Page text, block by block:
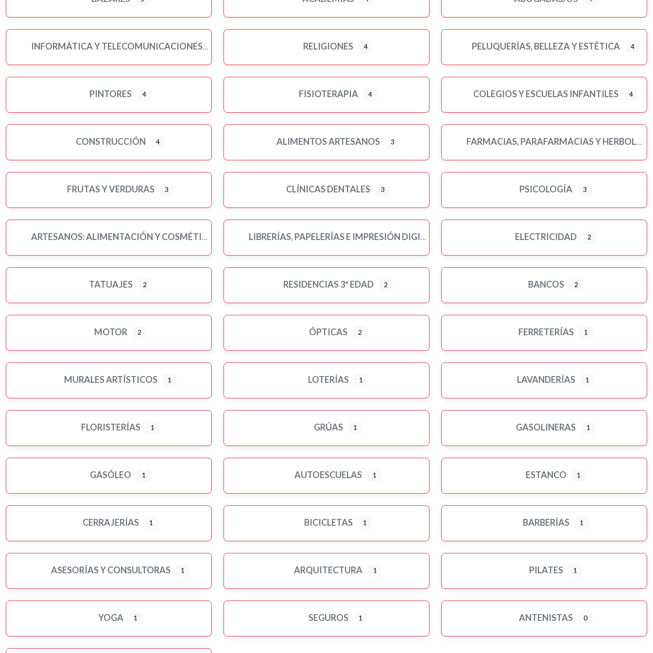
Residencias 3ª edad
Seguros
Servicios públicos
Turismo-viajes, ocio y tiempo libre
Veterinarios/as y mascotas
INFORMÁTICA Y TELECOMUNICACIONES RELIGIONES 4 PELUQUERÍAS, BELLEZA Y ESTÉTICA 4
PINTORES 4 FISIOTERAPIA 4 COLEGIOS Y ESCUELAS INFANTILES 4
CONSTRUCCIÓN 4 ALIMENTOS ARTESANOS 3 FARMACIAS, PARAFARMACIAS Y HERBOLARIOS
FRUTAS Y VERDURAS 3 CLÍNICAS DENTALES 3 PSICOLOGÍA 3
ARTESANOS: ALIMENTACIÓN Y COSMÉTICA LIBRERÍAS, PAPELERÍAS E IMPRESIÓN DIGITAL ELECTRICIDAD 2
TATUAJES 2 RESIDENCIAS 3ª EDAD 2 BANCOS 2
MOTOR 2 ÓPTICAS 2 FERRETERÍAS 1
MURALES ARTÍSTICOS 1 LOTERÍAS 1 LAVANDERÍAS 1
FLORISTERÍAS 1 GRÚAS 1 GASOLINERAS 1
GASÓLEO 1 AUTOESCUELAS 1 ESTANCO 1
CERRAJERÍAS 1 BICICLETAS 1 BARBERÍAS 1
ASESORÍAS Y CONSULTORAS 1 ARQUITECTURA 1 PILATES 1
YOGA 1 SEGUROS 1 ANTENISTAS 0